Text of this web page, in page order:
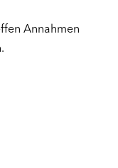
Annahmen